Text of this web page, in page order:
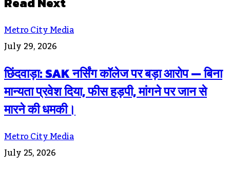
Metro City Media
July 29, 2026
छिंदवाड़ा: SAK नर्सिंग कॉलेज पर बड़ा आरोप — बिना
मान्यता प्रवेश दिया, फीस हड़पी, मांगने पर जान से
मारने की धमकी।
Metro City Media
July 25, 2026